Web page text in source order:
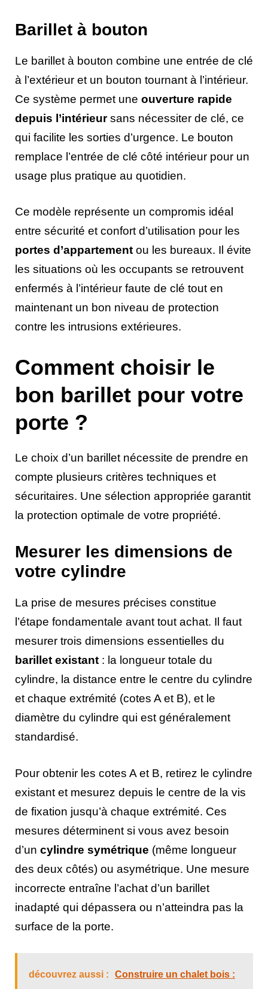
Barillet à bouton
Le barillet à bouton combine une entrée de clé
à l’extérieur et un bouton tournant à l’intérieur.
Ce système permet une ouverture rapide
depuis l’intérieursans nécessiter de clé, ce
qui facilite les sorties d’urgence. Le bouton
remplace l’entrée de clé côté intérieur pour un
usage plus pratique au quotidien.
Ce modèle représente un compromis idéal
entre sécurité et confort d’utilisation pour les
portes d’appartement ou les bureaux. Il évite
les situations où les occupants se retrouvent
enfermés à l’intérieur faute de clé tout en
maintenant un bon niveau de protection
contre les intrusions extérieures.
Comment choisir le
bon barillet pour votre
porte ?
Le choix d’un barillet nécessite de prendre en
compte plusieurs critères techniques et
sécuritaires. Une sélection appropriée garantit
la protection optimale de votre propriété.
Mesurer les dimensions de
votre cylindre
La prise de mesures précises constitue
l’étape fondamentale avant tout achat. Il faut
mesurer trois dimensions essentielles du
barillet existant : la longueur totale du
cylindre, la distance entre le centre du cylindre
et chaque extrémité (cotes A et B), et le
diamètre du cylindre qui est généralement
standardisé.
Pour obtenir les cotes A et B, retirez le cylindre
existant et mesurez depuis le centre de la vis
de fixation jusqu’à chaque extrémité. Ces
mesures déterminent si vous avez besoin
d’un cylindre symétrique (même longueur
des deux côtés) ou asymétrique. Une mesure
incorrecte entraîne l’achat d’un barillet
inadapté qui dépassera ou n’atteindra pas la
surface de la porte.
découvrez aussi :
Construire un chalet bois :